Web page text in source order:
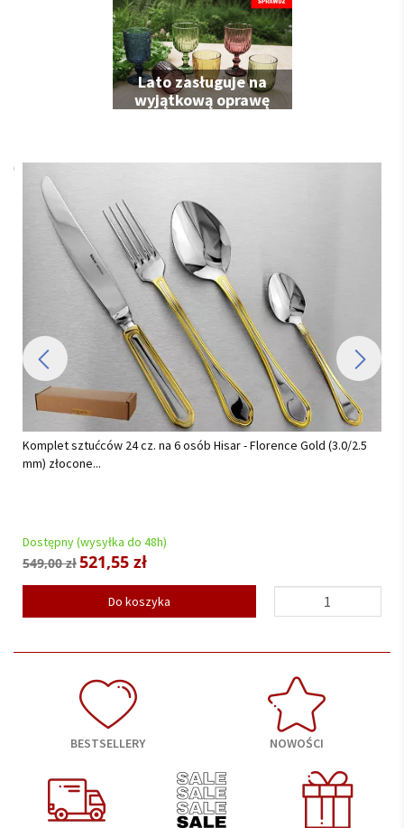
Lato zasługuje na
wyjątkową oprawę
osób Hisar - Florence Gold (3.0/2.5
Serwis obiadowy na 12 osób
Do koszyka
BESTSELLERY NOWOŚCI